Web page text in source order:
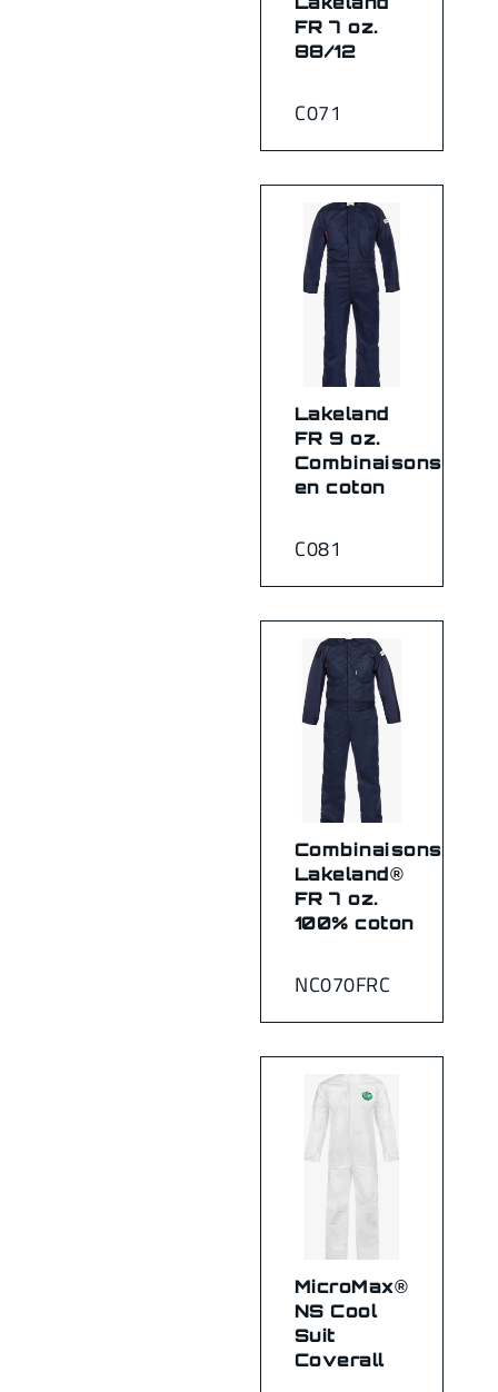
C071
FR 7 oz.
88/12
C081
Lakeland
FR 9 oz.
Combinaisons
en coton
NC070FRC
Combinaisons
Lakeland®
FR 7 oz.
100% coton
MicroMax®
NS Cool
Suit
Coverall